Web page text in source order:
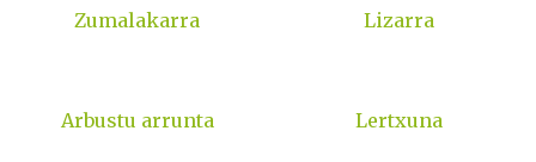
Zumalakarra Lizarra
Arbustu arrunta Lertxuna